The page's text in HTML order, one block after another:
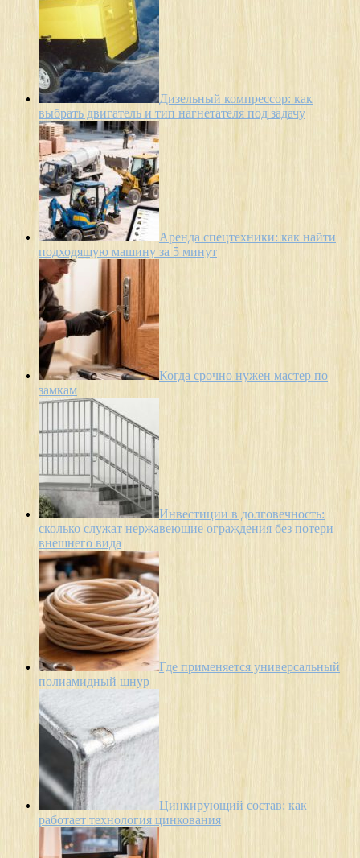
Дизельный компрессор: как
выбрать двигатель и тип нагнетателя под задачу
Аренда спецтехники: как найти
подходящую машину за 5 минут
Когда срочно нужен мастер по
замкам
Инвестиции в долговечность:
сколько служат нержавеющие ограждения без потери
внешнего вида
Где применяется универсальный
полиамидный шнур
Цинкирующий состав: как
работает технология цинкования